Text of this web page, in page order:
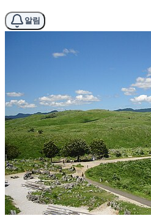
알림